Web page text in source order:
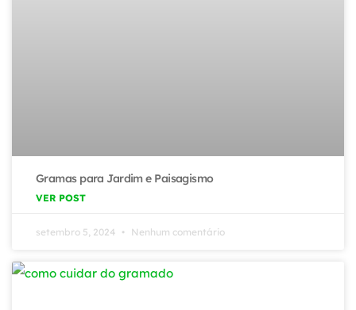
Gramas para Jardim e Paisagismo
VER POST
setembro 5, 2024 Nenhum comentário